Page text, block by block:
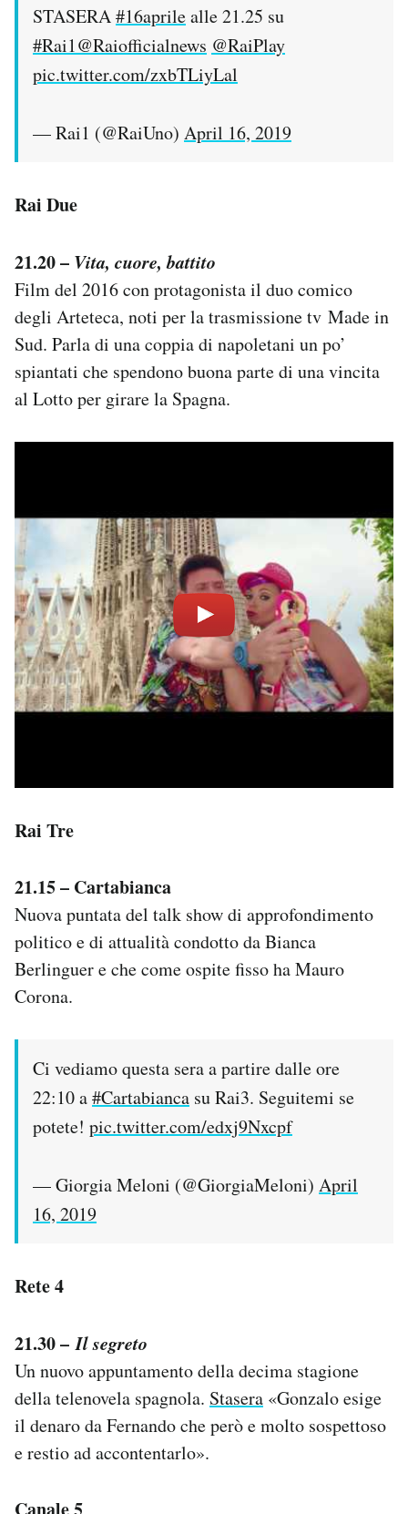
STASERA#16aprilealle 21.25 su
#Rai1@Raiofficialnews @RaiPlay
pic.twitter.com/zxbTLiyLal
— Rai1 (@RaiUno) April 16, 2019
Rai Due
21.20 – Vita, cuore, battito
Film del 2016 con protagonista il duo comico
degli Arteteca, noti per la trasmissione tv Made in
Sud. Parla di una coppia di napoletani un po’
spiantati che spendono buona parte di una vincita
al Lotto per girare la Spagna.
Rai Tre
21.15 – Cartabianca
Nuova puntata del talk show di approfondimento
politico e di attualità condotto da Bianca
Berlinguer e che come ospite fisso ha Mauro
Corona.
Ci vediamo questa sera a partire dalle ore
22:10 a#Cartabianca su Rai3. Seguitemi se
potete! pic.twitter.com/edxj9Nxcpf
— Giorgia Meloni (@GiorgiaMeloni) April
16, 2019
Rete 4
21.30 –Il segreto
Un nuovo appuntamento della decima stagione
della telenovela spagnola. Stasera «Gonzalo esige
il denaro da Fernando che però e molto sospettoso
e restio ad accontentarlo».